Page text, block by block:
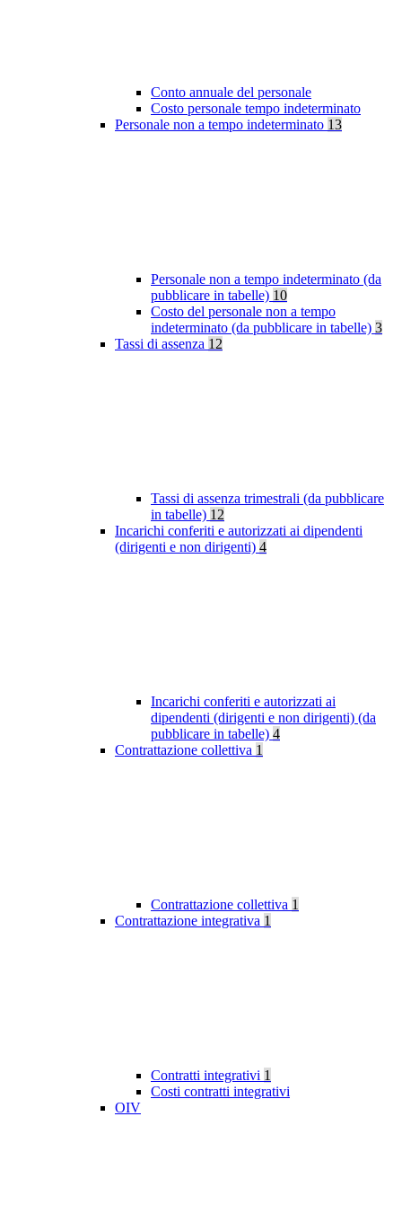
Conto annuale del personale
Costo personale tempo indeterminato
Personale non a tempo indeterminato 13
Personale non a tempo indeterminato (da
pubblicare in tabelle) 10
Costo del personale non a tempo
indeterminato (da pubblicare in tabelle) 3
Tassi di assenza 12
Tassi di assenza trimestrali (da pubblicare
in tabelle) 12
Incarichi conferiti e autorizzati ai dipendenti
(dirigenti e non dirigenti) 4
Incarichi conferiti e autorizzati ai
dipendenti (dirigenti e non dirigenti) (da
pubblicare in tabelle) 4
Contrattazione collettiva 1
Contrattazione collettiva 1
Contrattazione integrativa 1
Contratti integrativi 1
Costi contratti integrativi
OIV